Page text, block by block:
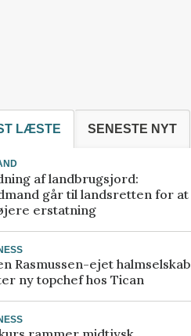
LÆSTE SENESTE NYT
af landbrugsjord:
går til landsretten for at
erstatning
Rasmussen-ejet halmselskab
ny topchef hos Tican